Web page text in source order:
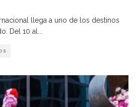
llega a uno de los destinos
Del 10 al...